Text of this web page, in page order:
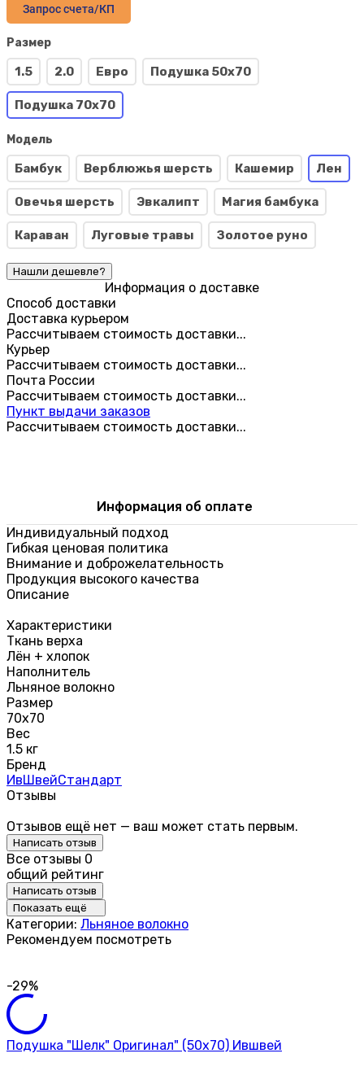
Запрос счета/КП
Размер
1.5 2.0 Евро Подушка 50х70
Подушка 70х70
Модель
Бамбук Верблюжья шерсть Кашемир Лен
Овечья шерсть Эвкалипт Магия бамбука
Караван Луговые травы Золотое руно
Информация о доставке
Способ доставки
Доставка курьером
Рассчитываем стоимость доставки...
Курьер
Рассчитываем стоимость доставки...
Почта России
Рассчитываем стоимость доставки...
Пункт выдачи заказов
Рассчитываем стоимость доставки...
Информация об оплате
Индивидуальный подход
Гибкая ценовая политика
Внимание и доброжелательность
Продукция высокого качества
Описание
Характеристики
Ткань верха
Лён + хлопок
Наполнитель
Льняное волокно
Размер
70х70
Вес
1.5 кг
Бренд
ИвШвейСтандарт
Отзывы
Отзывов ещё нет — ваш может стать первым.
Написать отзыв
Все отзывы 0
общий рейтинг
Написать отзыв
Показать ещё
Категории: Льняное волокно
Рекомендуем посмотреть
-29%
Подушка "Шелк" Оригинал" (50х70) Ившвей